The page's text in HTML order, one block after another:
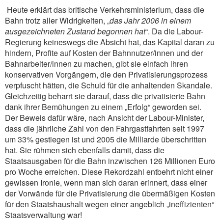
Heute erklärt das britische Verkehrsministerium, dass die
Bahn trotz aller Widrigkeiten, „das Jahr 2006 in einem
ausgezeichneten Zustand begonnen hat“. Da die Labour-
Regierung keineswegs die Absicht hat, das Kapital daran zu
hindern, Profite auf Kosten der Bahnnutzer/innen und der
Bahnarbeiter/innen zu machen, gibt sie einfach ihren
konservativen Vorgängern, die den Privatisierungsprozess
verpfuscht hätten, die Schuld für die anhaltenden Skandale.
Gleichzeitig beharrt sie darauf, dass die privatisierte Bahn
dank ihrer Bemühungen zu einem „Erfolg“ geworden sei.
Der Beweis dafür wäre, nach Ansicht der Labour-Minister,
dass die jährliche Zahl von den Fahrgastfahrten seit 1997
um 33% gestiegen ist und 2005 die Milliarde überschritten
hat. Sie rühmen sich ebenfalls damit, dass die
Staatsausgaben für die Bahn inzwischen 126 Millionen Euro
pro Woche erreichen. Diese Rekordzahl entbehrt nicht einer
gewissen Ironie, wenn man sich daran erinnert, dass einer
der Vorwände für die Privatisierung die übermäßigen Kosten
für den Staatshaushalt wegen einer angeblich „ineffizienten“
Staatsverwaltung war!